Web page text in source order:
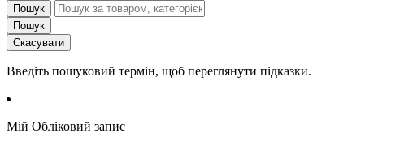
Пошук
Пошук
Скасувати
Введіть пошуковий термін, щоб переглянути підказки.
Мій Обліковий запис